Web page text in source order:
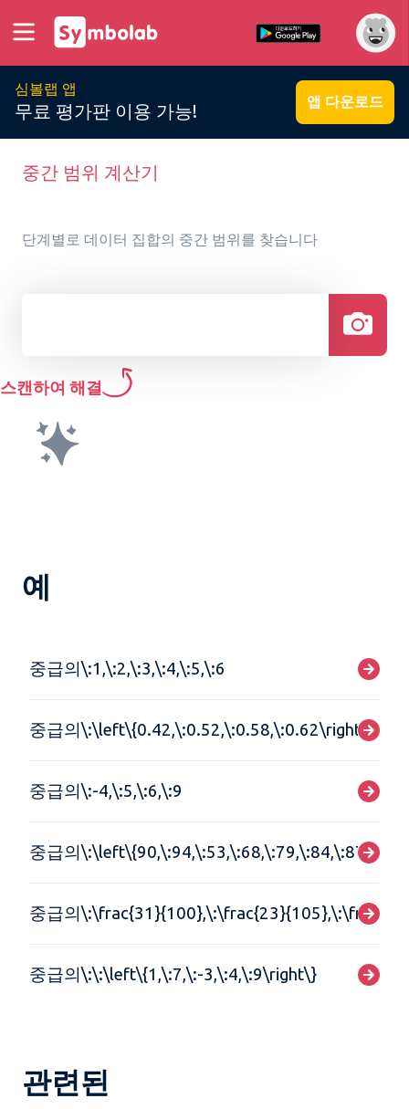
심볼랩 앱
무료 평가판 이용 가능! 앱 다운로드
중간 범위 계산기
단계별로 데이터 집합의 중간 범위를 찾습니다
스캔하여 해결
예
중급의\:1,\:2,\:3,\:4,\:5,\:6
중급의\:\left\{0.42,\:0.52,\:0.58,\:0.62\right\}
중급의\:-4,\:5,\:6,\:9
중급의
중급의
중급의\:\:\left\{1,\:7,\:-3,\:4,\:9\right\}
관련된